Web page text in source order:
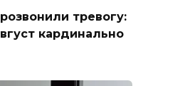
тревогу:
кардинально